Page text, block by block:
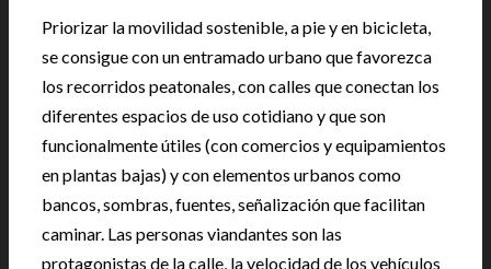
Priorizar la movilidad sostenible, a pie y en bicicleta,
se consigue con un entramado urbano que favorezca
los recorridos peatonales, con calles que conectan los
diferentes espacios de uso cotidiano y que son
funcionalmente útiles (con comercios y equipamientos
en plantas bajas) y con elementos urbanos como
bancos, sombras, fuentes, señalización que facilitan
caminar. Las personas viandantes son las
protagonistas de la calle, la velocidad de los vehículos